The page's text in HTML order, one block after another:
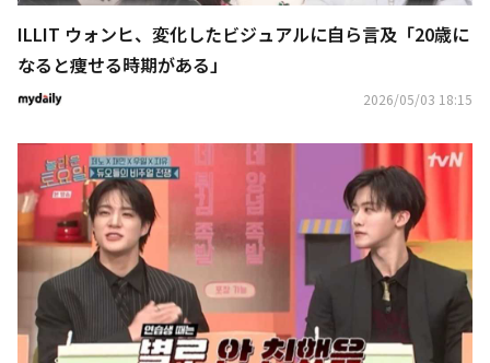
ILLIT ウォンヒ、変化したビジュアルに自ら言及「20歳に
なると痩せる時期がある」
2026/05/03 18:15